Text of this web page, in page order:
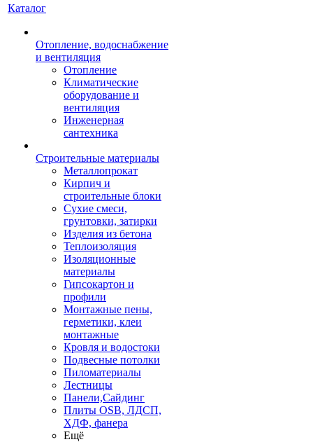
Каталог
Отопление, водоснабжение
и вентиляция
Отопление
Климатические
оборудование и
вентиляция
Инженерная
сантехника
Строительные материалы
Металлопрокат
Кирпич и
строительные блоки
Сухие смеси,
грунтовки, затирки
Изделия из бетона
Теплоизоляция
Изоляционные
материалы
Гипсокартон и
профили
Монтажные пены,
герметики, клеи
монтажные
Кровля и водостоки
Подвесные потолки
Пиломатериалы
Лестницы
Панели,Сайдинг
Плиты OSB, ЛДСП,
ХДФ, фанера
Ещё